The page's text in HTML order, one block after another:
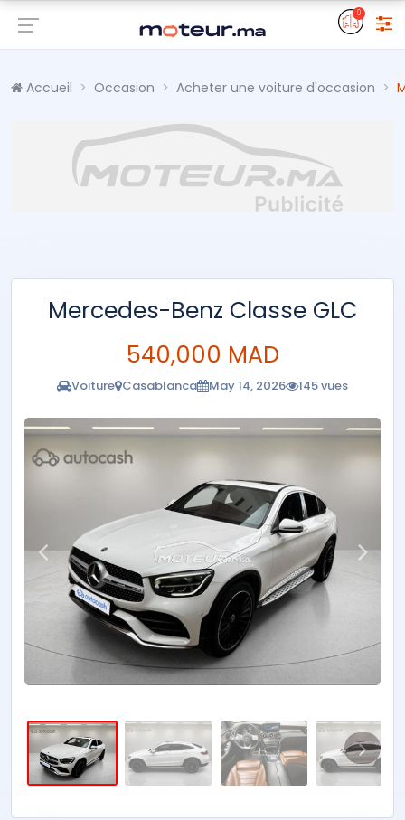
0
Accueil Occasion Acheter une voiture d'occasion
Mercedes-Benz Classe GLC
540,000 MAD
Voiture Casablanca May 14, 2026 145 vues